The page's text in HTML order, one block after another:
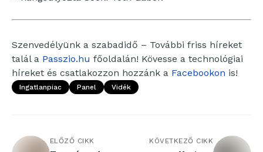
Szenvedélyünk a szabadidő – További friss híreket
talál a Passzio.hu főoldalán! Kövesse a technológiai
híreket és csatlakozzon hozzánk a Facebookon is!
Ingatlanpiac Panel Vidék
ELŐZŐ CIKK KÖVETKEZŐ CIKK